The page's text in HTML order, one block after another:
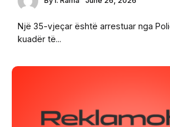
Një 35-vjeçar është arrestuar nga
kuadër të...